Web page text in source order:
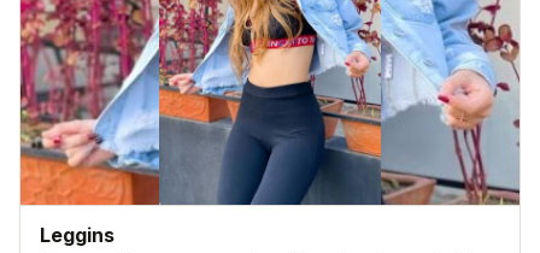
Leggins